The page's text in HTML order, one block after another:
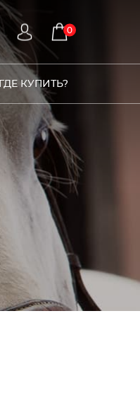
0
ГДЕ КУПИТЬ?